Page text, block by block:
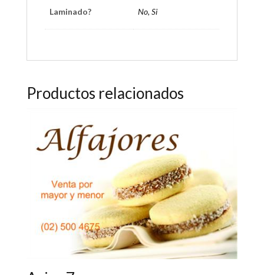
Laminado? No, Si
Productos relacionados